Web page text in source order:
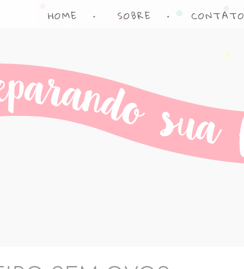
HOME • SOBRE • CONTATO